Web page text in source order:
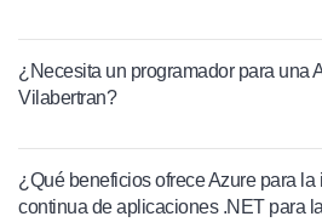
¿Necesita un programador para una
Vilabertran?
¿Qué beneficios ofrece Azure para
continua de aplicaciones .NET para